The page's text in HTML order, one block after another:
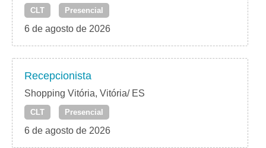
CLT Presencial
6 de agosto de 2026
Recepcionista
Shopping Vitória, Vitória/ ES
CLT Presencial
6 de agosto de 2026